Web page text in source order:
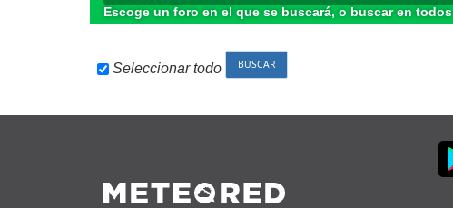
Escoge un foro en el que se buscará, o buscar en todos
Seleccionar todo